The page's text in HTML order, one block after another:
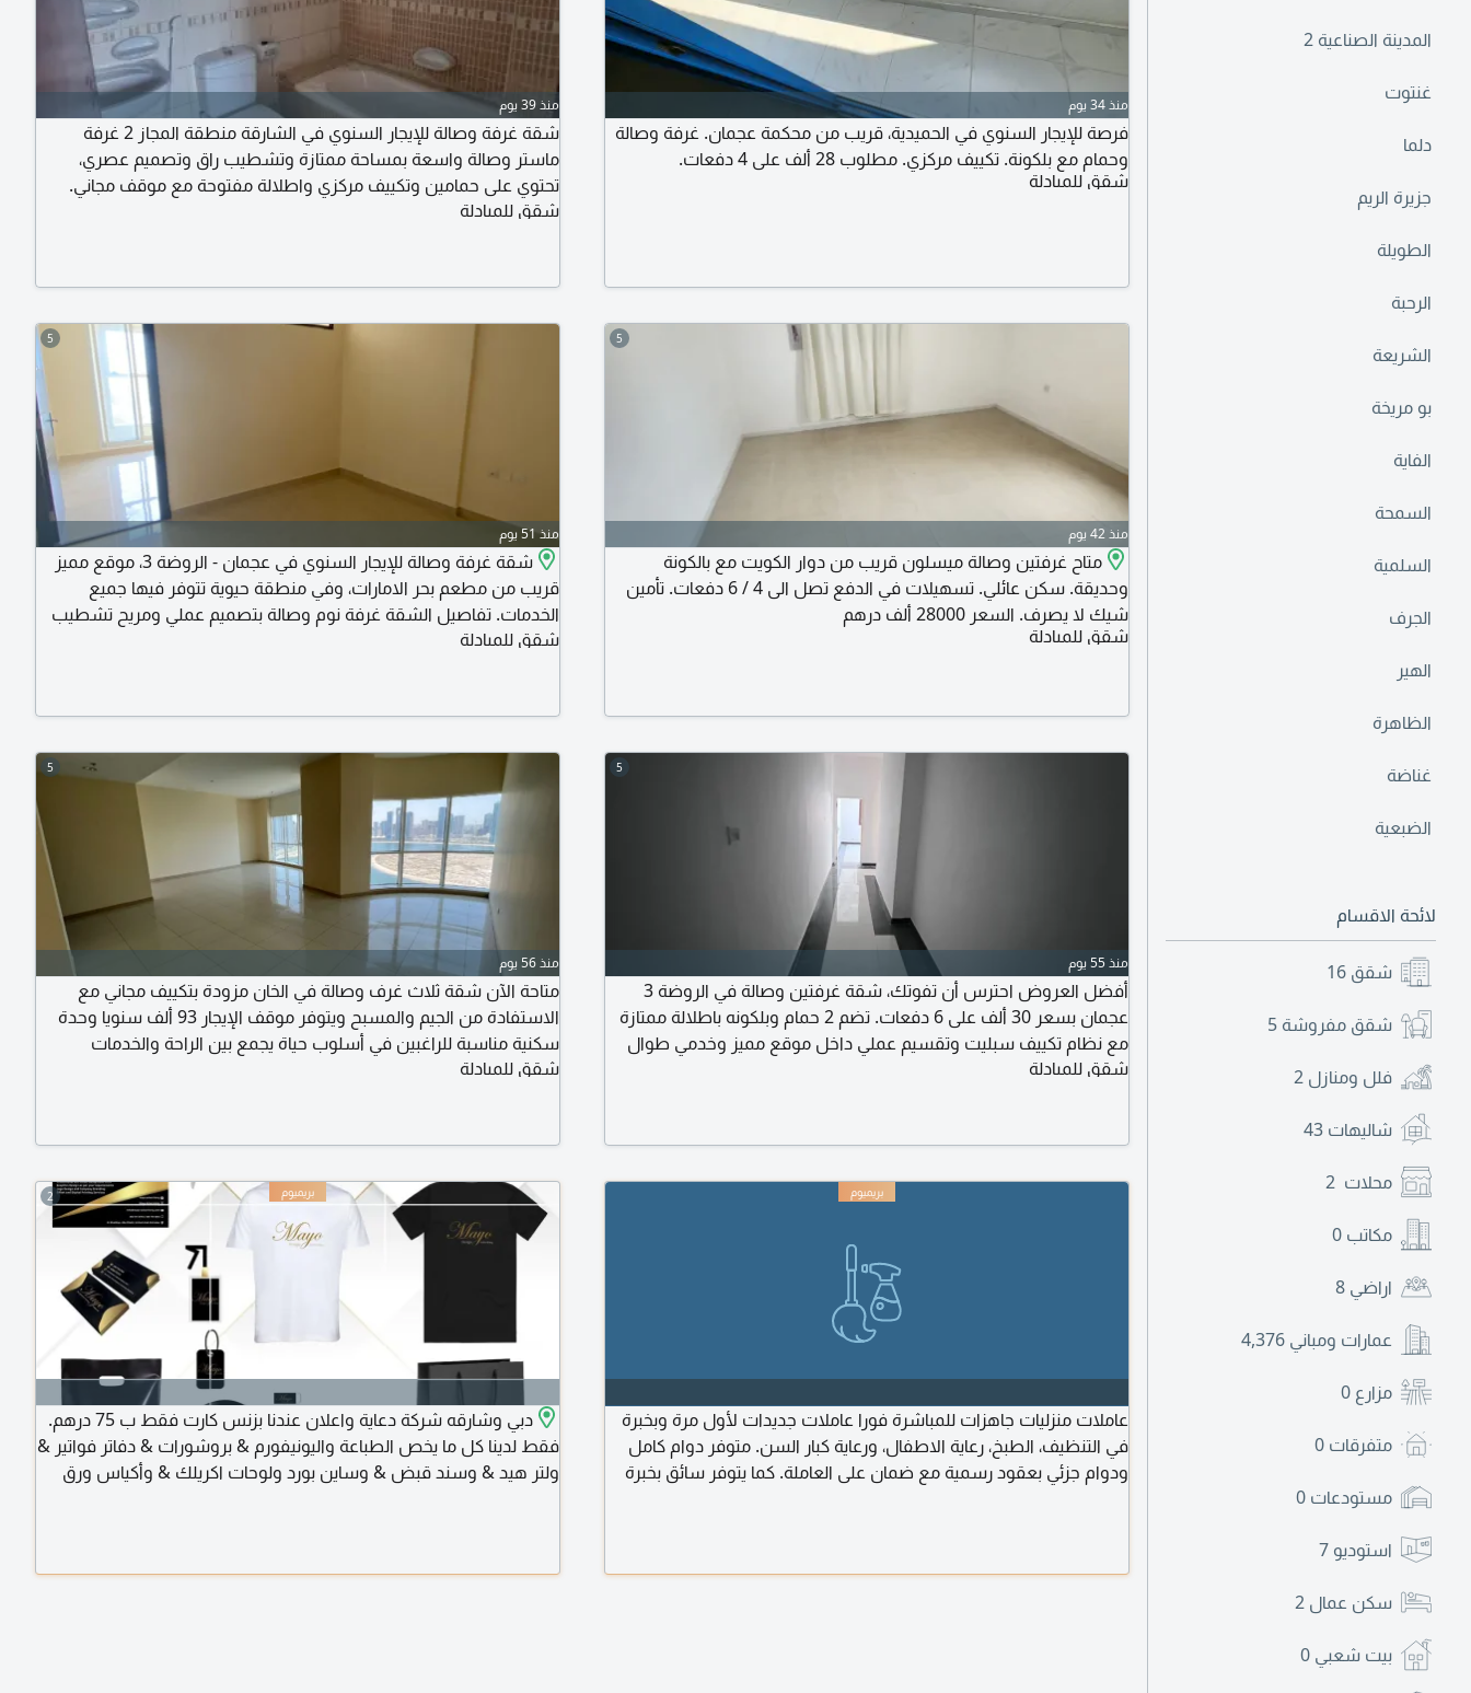
المدينة الصناعية 2
غنتوت
دلما
جزيرة الريم
الطويلة
الرحبة
الشريعة
بو مريخة
الفاية
السمحة
السلمية
الجرف
الهير
الظاهرة
غناضة
الضبعية
لائحة الاقسام
شقق 16
شقق مفروشة 5
فلل ومنازل 2
شاليهات 43
محلات 2
مكاتب 0
اراضي 8
عمارات ومباني 4,376
مزارع 0
متفرقات 0
مستودعات 0
استوديو 7
سكن عمال 2
بيت شعبي 0
منذ 34 يوم
فرصة للإيجار السنوي في الحميدية، قريب من محكمة عجمان. غرفة وصالة
وحمام مع بلكونة. تكييف مركزي. مطلوب 28 ألف على 4 دفعات.
شقق للمبادلة
منذ 39 يوم
شقة غرفة وصالة للإيجار السنوي في الشارقة منطقة المجاز 2 غرفة
ماستر وصالة واسعة بمساحة ممتازة وتشطيب راق وتصميم عصري،
تحتوي على حمامين وتكييف مركزي واطلالة مفتوحة مع موقف مجاني.
شقق للمبادلة
5
منذ 42 يوم
متاح غرفتين وصالة ميسلون قريب من دوار الكويت مع بالكونة
وحديقة. سكن عائلي. تسهيلات في الدفع تصل الى 4 / 6 دفعات. تأمين
شيك لا يصرف. السعر 28000 ألف درهم
شقق للمبادلة
5
منذ 51 يوم
شقة غرفة وصالة للإيجار السنوي في عجمان - الروضة 3، موقع مميز
قريب من مطعم بحر الامارات، وفي منطقة حيوية تتوفر فيها جميع
الخدمات. تفاصيل الشقة غرفة نوم وصالة بتصميم عملي ومريح تشطيب
ممتاز وعصري مساحة مناسبة للسكن المريح اضاءة طبيعية وتهوية جيدة
شهر
شقق للمبادلة
5
منذ 55 يوم
أفضل العروض احترس أن تفوتك، شقة غرفتين وصالة في الروضة 3
عجمان بسعر 30 ألف على 6 دفعات. تضم 2 حمام وبلكونه باطلالة ممتازة
مع نظام تكييف سبليت وتقسيم عملي داخل موقع مميز وخدمي طوال
اليوم. سهل المخرج للشارقة ودبي وطريق الشيخ مدينة محمد بن زايد
شقق للمبادلة
5
منذ 56 يوم
متاحة الآن شقة ثلاث غرف وصالة في الخان مزودة بتكييف مجاني مع
الاستفادة من الجيم والمسبح ويتوفر موقف الإيجار 93 ألف سنويا وحدة
سكنية مناسبة للراغبين في أسلوب حياة يجمع بين الراحة والخدمات
المتنوعة
شقق للمبادلة
عاملات منزليات جاهزات للمباشرة فورا عاملات جديدات لأول مرة وبخبرة
في التنظيف، الطبخ، رعاية الاطفال، ورعاية كبار السن. متوفر دوام كامل
ودوام جزئي بعقود رسمية مع ضمان على العاملة. كما يتوفر سائق بخبرة
2
دبي وشارقه شركة دعاية واعلان عندنا بزنس كارت فقط ب 75 درهم.
فقط لدينا كل ما يخص الطباعة واليونيفورم & بروشورات & دفاتر فواتير &
ولتر هيد & وسند قبض & وساين بورد ولوحات اكريلك & وأكياس ورق